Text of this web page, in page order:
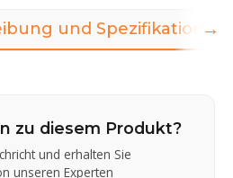
und Spezifikationen
zu diesem Produkt?
und erhalten Sie
unseren Experten
→